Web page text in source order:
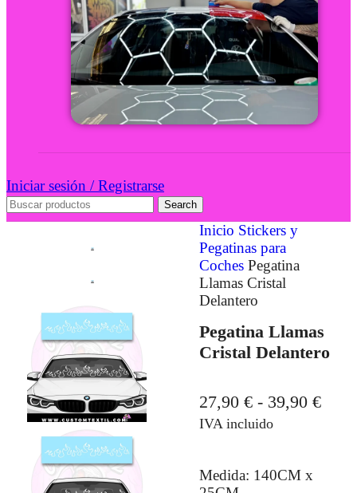
Iniciar sesión / Registrarse
Search
Inicio Stickers y
Pegatinas para
Coches Pegatina
Llamas Cristal
Delantero
Pegatina Llamas
Cristal Delantero
27,90 € - 39,90 €
IVA incluido
Medida: 140CM x